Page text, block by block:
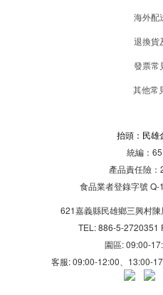
海外配
退換貨
發票常
其他常
抬頭：民雄
統編：
產品責任險
食品業者登錄字號
621嘉義縣民雄鄉三興村
TEL: 886-5-2720351
園區: 09:00-
客服: 09:00-12:00、13:00-